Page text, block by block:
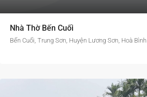
Nhà Thờ Bến Cuối
Bến Cuối, Trung Sơn, Huyện Lương Sơn, Hoà Bình